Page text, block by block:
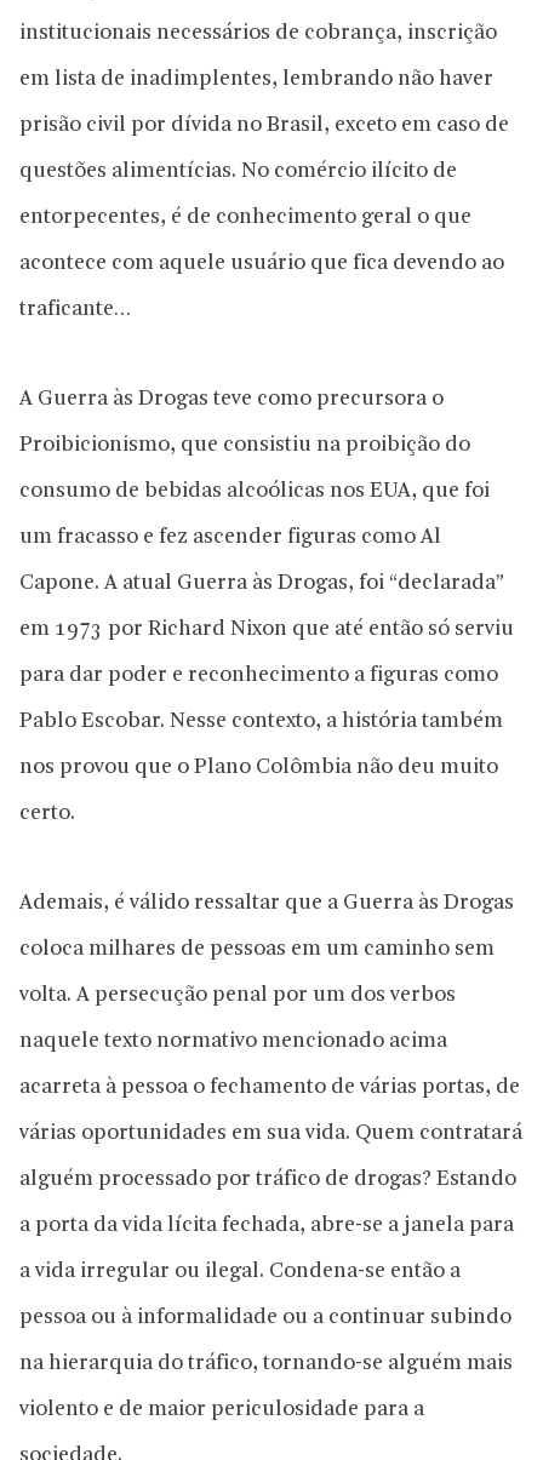
institucionais necessários de cobrança, inscrição
em lista de inadimplentes, lembrando não haver
prisão civil por dívida no Brasil, exceto em caso de
questões alimentícias. No comércio ilícito de
entorpecentes, é de conhecimento geral o que
acontece com aquele usuário que fica devendo ao
traficante…
A Guerra às Drogas teve como precursora o
Proibicionismo, que consistiu na proibição do
consumo de bebidas alcoólicas nos EUA, que foi
um fracasso e fez ascender figuras como Al
Capone. A atual Guerra às Drogas, foi “declarada”
em 1973 por Richard Nixon que até então só serviu
para dar poder e reconhecimento a figuras como
Pablo Escobar. Nesse contexto, a história também
nos provou que o Plano Colômbia não deu muito
certo.
Ademais, é válido ressaltar que a Guerra às Drogas
coloca milhares de pessoas em um caminho sem
volta. A persecução penal por um dos verbos
naquele texto normativo mencionado acima
acarreta à pessoa o fechamento de várias portas, de
várias oportunidades em sua vida. Quem contratará
alguém processado por tráfico de drogas? Estando
a porta da vida lícita fechada, abre-se a janela para
a vida irregular ou ilegal. Condena-se então a
pessoa ou à informalidade ou a continuar subindo
na hierarquia do tráfico, tornando-se alguém mais
violento e de maior periculosidade para a